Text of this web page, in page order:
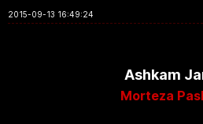
2015-09-13 16:49:24
Ashkam
Morteza